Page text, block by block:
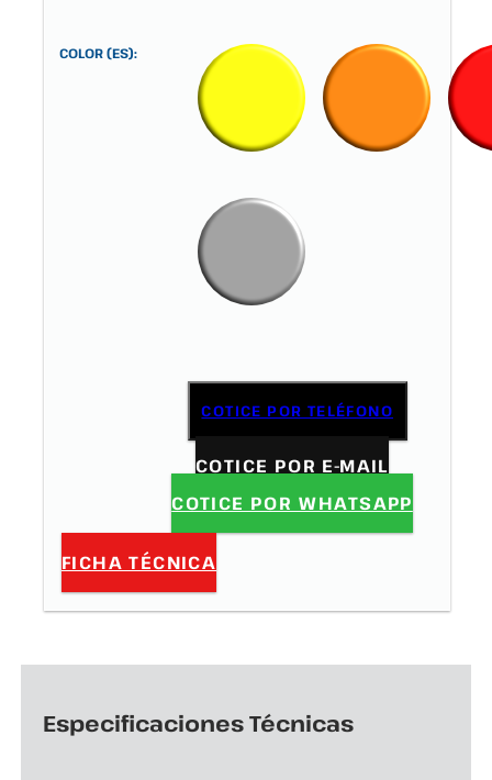
COLOR (ES):
COTICE POR TELÉFONO
COTICE POR E-MAIL
COTICE POR WHATSAPP
FICHA TÉCNICA
Especificaciones Técnicas